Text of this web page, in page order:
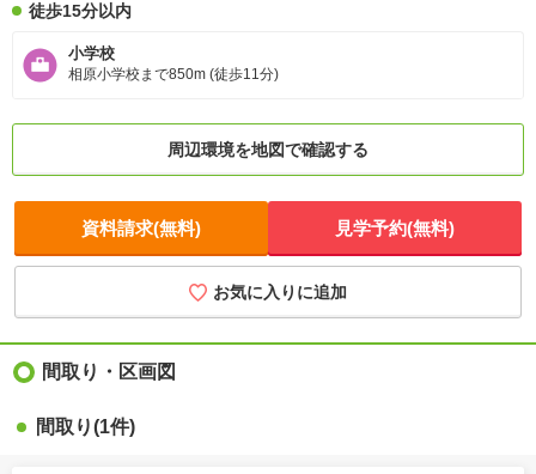
徒歩15分以内
小学校
相原小学校まで850m (徒歩11分)
周辺環境を地図で確認する
資料請求(無料) 見学予約(無料)
お気に入りに追加
間取り・区画図
間取り(1件)